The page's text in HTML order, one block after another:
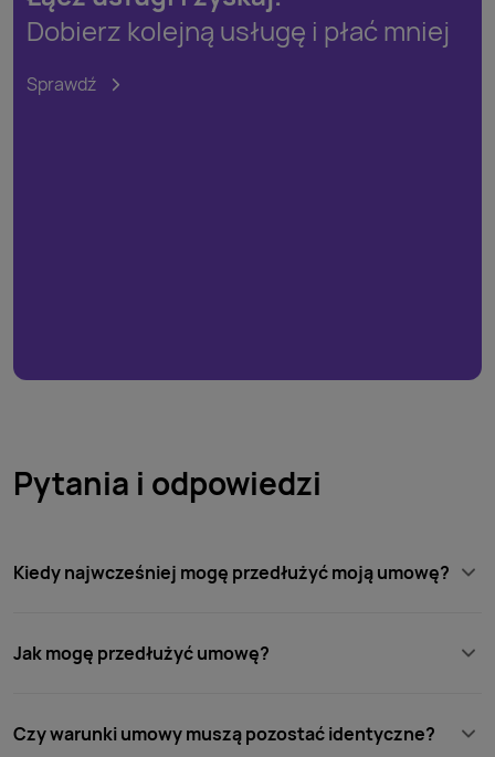
Dobierz kolejną usługę i płać mniej
Sprawdź
Pytania i odpowiedzi
Kiedy najwcześniej mogę przedłużyć moją umowę?
Jak mogę przedłużyć umowę?
Czy warunki umowy muszą pozostać identyczne?